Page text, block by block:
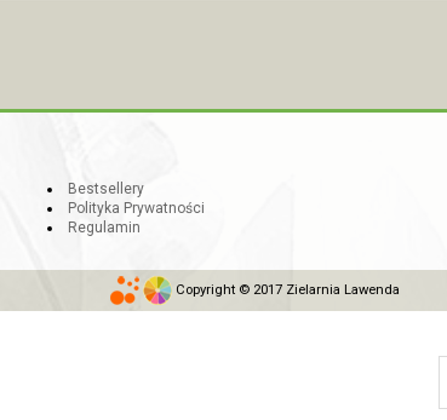
Bestsellery
Polityka Prywatności
Regulamin
Copyright © 2017 Zielarnia Lawenda